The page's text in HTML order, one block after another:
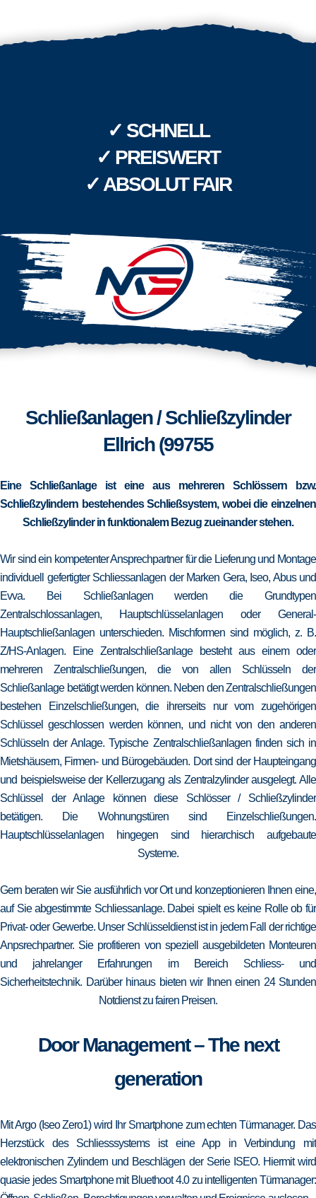
✓ SCHNELL
✓ PREISWERT
✓ ABSOLUT FAIR
Schließanlagen / Schließzylinder
Ellrich (99755
Eine Schließanlage ist eine aus mehreren Schlössern bzw.
Schließzylindern bestehendes Schließsystem, wobei die einzelnen
Schließzylinder in funktionalem Bezug zueinander stehen.
Wir sind ein kompetenter Ansprechpartner für die Lieferung und Montage
individuell gefertigter Schliessanlagen der Marken Gera, Iseo, Abus und
Evva. Bei Schließanlagen werden die Grundtypen
Zentralschlossanlagen, Hauptschlüsselanlagen oder General-
Hauptschließanlagen unterschieden. Mischformen sind möglich, z. B.
Z/HS-Anlagen. Eine Zentralschließanlage besteht aus einem oder
mehreren Zentralschließungen, die von allen Schlüsseln der
Schließanlage betätigt werden können. Neben den Zentralschließungen
bestehen Einzelschließungen, die ihrerseits nur vom zugehörigen
Schlüssel geschlossen werden können, und nicht von den anderen
Schlüsseln der Anlage. Typische Zentralschließanlagen finden sich in
Mietshäusern, Firmen- und Bürogebäuden. Dort sind der Haupteingang
und beispielsweise der Kellerzugang als Zentralzylinder ausgelegt. Alle
Schlüssel der Anlage können diese Schlösser / Schließzylinder
betätigen. Die Wohnungstüren sind Einzelschließungen.
Hauptschlüsselanlagen hingegen sind hierarchisch aufgebaute
Systeme.
Gern beraten wir Sie ausführlich vor Ort und konzeptionieren Ihnen eine,
auf Sie abgestimmte Schliessanlage. Dabei spielt es keine Rolle ob für
Privat- oder Gewerbe. Unser Schlüsseldienst ist in jedem Fall der richtige
Anpsrechpartner. Sie profitieren von speziell ausgebildeten Monteuren
und jahrelanger Erfahrungen im Bereich Schliess- und
Sicherheitstechnik. Darüber hinaus bieten wir Ihnen einen 24 Stunden
Notdienst zu fairen Preisen.
Door Management – The next
generation
Mit Argo (Iseo Zero1) wird Ihr Smartphone zum echten Türmanager. Das
Herzstück des Schliesssystems ist eine App in Verbindung mit
elektronischen Zylindern und Beschlägen der Serie ISEO. Hiermit wird
quasie jedes Smartphone mit Bluethoot 4.0 zu intelligenten Türmanager: